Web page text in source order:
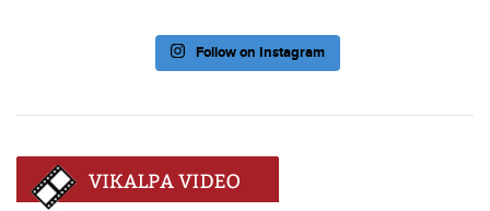
Follow on Instagram